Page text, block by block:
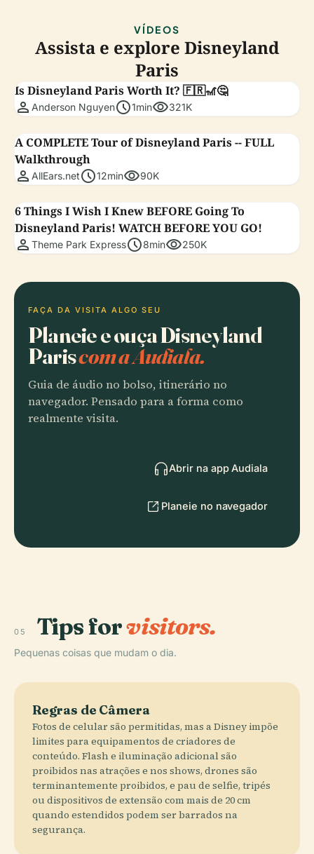
VÍDEOS
Assista e explore Disneyland
Paris
Is Disneyland Paris Worth It? 🇫🇷🎢🤔
person Anderson Nguyenschedule1minvisibility321K
A COMPLETE Tour of Disneyland Paris -- FULL
Walkthrough
person AllEars.netschedule12minvisibility90K
6 Things I Wish I Knew BEFORE Going To
Disneyland Paris! WATCH BEFORE YOU GO!
person Theme Park Expressschedule8minvisibility250K
FAÇA DA VISITA ALGO SEU
Planeie e ouça Disneyland
Pariscom a Audiala.
Guia de áudio no bolso, itinerário no
navegador. Pensado para a forma como
realmente visita.
Abrir na app Audiala
Planeie no navegador
05 Tips forvisitors.
Pequenas coisas que mudam o dia.
Regras de Câmera
Fotos de celular são permitidas, mas a Disney impõe
limites para equipamentos de criadores de
conteúdo. Flash e iluminação adicional são
proibidos nas atrações e nos shows, drones são
terminantemente proibidos, e pau de selfie, tripés
ou dispositivos de extensão com mais de 20 cm
quando estendidos podem ser barrados na
segurança.